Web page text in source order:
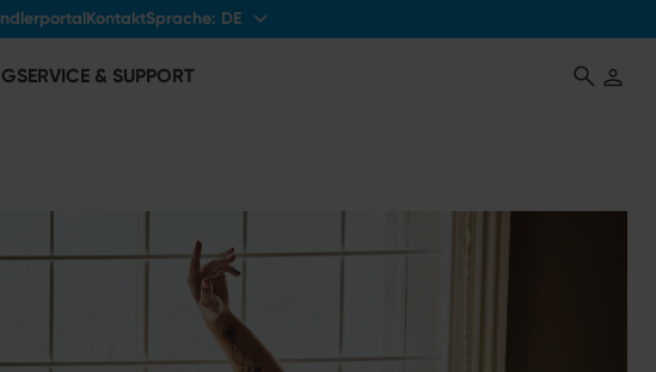
KontaktSprache: DE
SERVICE & SUPPORT